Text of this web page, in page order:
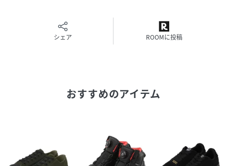
クラシカルでありながらもどんなシーンでも色褪せない
AVIREX VARSITYのウェアは、性別や国籍を問わず、アメリ
メンズ
サイズ ２５、２６、２７、２８、２９
シェア ROOMに投稿
おすすめのアイテム